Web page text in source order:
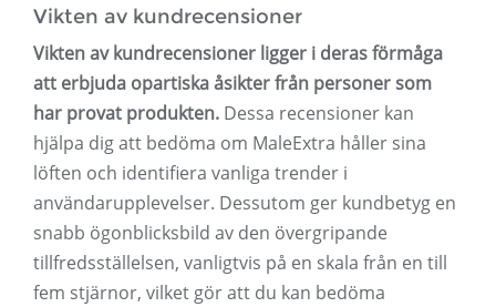
Vikten av kundrecensioner
Vikten av kundrecensioner ligger i deras förmåga
att erbjuda opartiska åsikter från personer som
har provat produkten. Dessa recensioner kan
hjälpa dig att bedöma om MaleExtra håller sina
löften och identifiera vanliga trender i
användarupplevelser. Dessutom ger kundbetyg en
snabb ögonblicksbild av den övergripande
tillfredsställelsen, vanligtvis på en skala från en till
fem stjärnor, vilket gör att du kan bedöma